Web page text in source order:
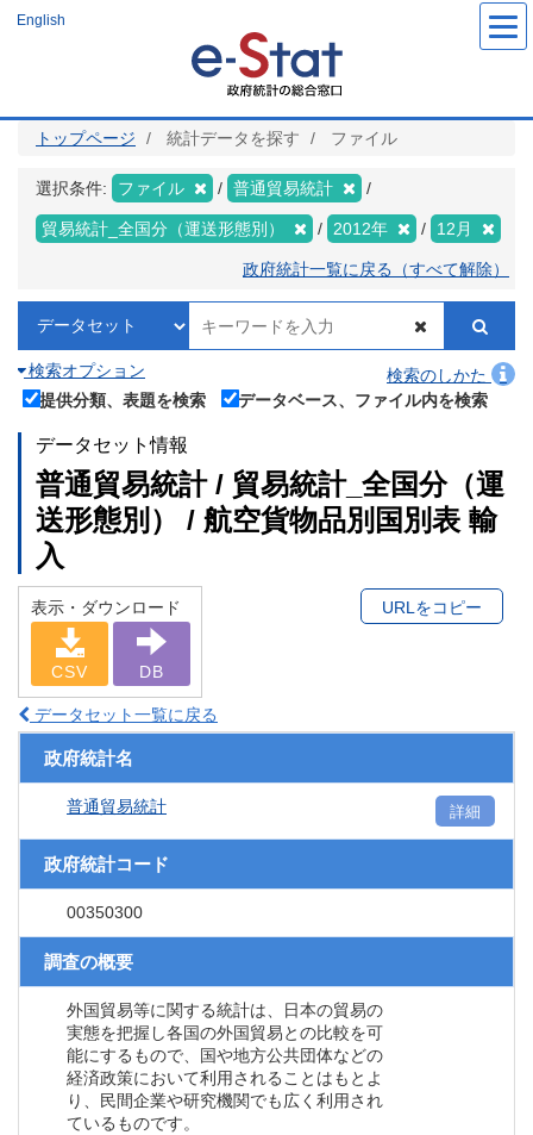
ツ
English
トップページ 統計データを探す ファイル
選択条件: ファイル 普通貿易統計
貿易統計_全国分（運送形態別） 2012年 12月
政府統計一覧に戻る（すべて解除）
検索オプション
検索のしかた
提供分類、表題を検索
データベース、ファイル内を検索
データセット情報
普通貿易統計 / 貿易統計_全国分（運
送形態別） / 航空貨物品別国別表 輸
入
表示・ダウンロード
CSV DB
URLをコピー
データセット一覧に戻る
政府統計名
普通貿易統計 詳細
政府統計コード
00350300
調査の概要
外国貿易等に関する統計は、日本の貿易の
実態を把握し各国の外国貿易との比較を可
能にするもので、国や地方公共団体などの
経済政策において利用されることはもとよ
り、民間企業や研究機関でも広く利用され
ているものです。